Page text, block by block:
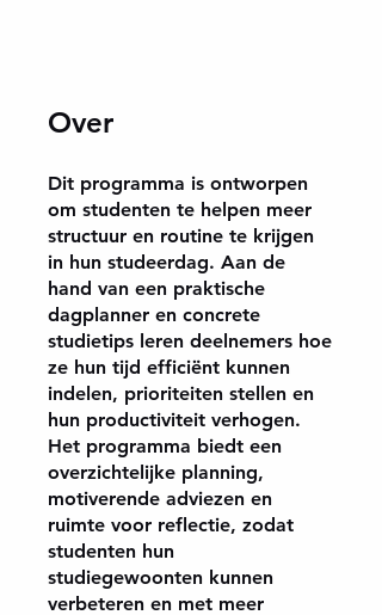
Over
Dit programma is ontworpen
om studenten te helpen meer
structuur en routine te krijgen
in hun studeerdag. Aan de
hand van een praktische
dagplanner en concrete
studietips leren deelnemers hoe
ze hun tijd efficiënt kunnen
indelen, prioriteiten stellen en
hun productiviteit verhogen.
Het programma biedt een
overzichtelijke planning,
motiverende adviezen en
ruimte voor reflectie, zodat
studenten hun
studiegewoonten kunnen
verbeteren en met meer